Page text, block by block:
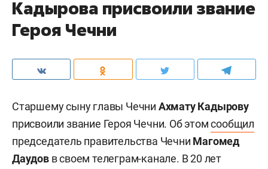
Кадырова присвоили звание
Героя Чечни
Старшему сыну главы Чечни Ахмату Кадырову
присвоили звание Героя Чечни. Об этомсообщил
председатель правительства Чечни Магомед
Даудов в своем телеграм-канале. В 20 лет